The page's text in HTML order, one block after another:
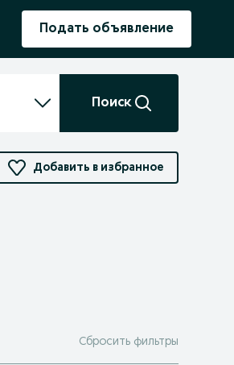
Подать объявление
Поиск
Добавить в избранное
Сбросить фильтры